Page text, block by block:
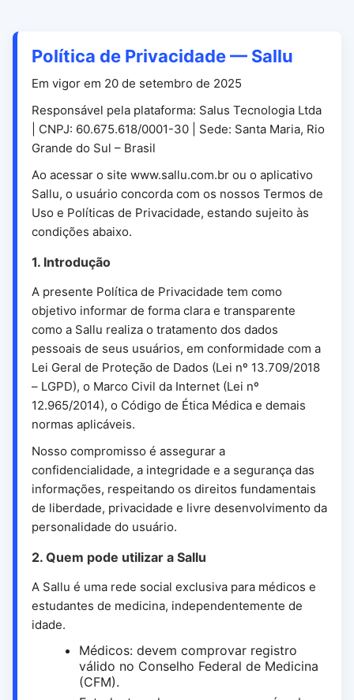
Política de Privacidade — Sallu
Em vigor em 20 de setembro de 2025
Responsável pela plataforma: Salus Tecnologia Ltda
| CNPJ: 60.675.618/0001-30 | Sede: Santa Maria, Rio
Grande do Sul – Brasil
Ao acessar o site www.sallu.com.br ou o aplicativo
Sallu, o usuário concorda com os nossos Termos de
Uso e Políticas de Privacidade, estando sujeito às
condições abaixo.
1. Introdução
A presente Política de Privacidade tem como
objetivo informar de forma clara e transparente
como a Sallu realiza o tratamento dos dados
pessoais de seus usuários, em conformidade com a
Lei Geral de Proteção de Dados (Lei nº 13.709/2018
– LGPD), o Marco Civil da Internet (Lei nº
12.965/2014), o Código de Ética Médica e demais
normas aplicáveis.
Nosso compromisso é assegurar a
confidencialidade, a integridade e a segurança das
informações, respeitando os direitos fundamentais
de liberdade, privacidade e livre desenvolvimento da
personalidade do usuário.
2. Quem pode utilizar a Sallu
A Sallu é uma rede social exclusiva para médicos e
estudantes de medicina, independentemente de
idade.
Médicos: devem comprovar registro
válido no Conselho Federal de Medicina
(CFM).